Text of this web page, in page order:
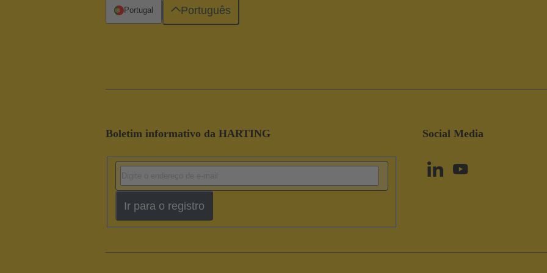
Boletim informativo da HARTING
Ir para o registro
Social Media
Portugal Português